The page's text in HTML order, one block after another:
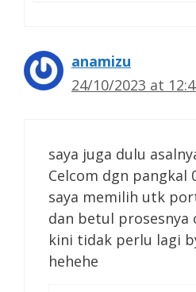
anamizu
24/10/2023 at
saya juga dulu
Celcom dgn pangkal
saya memilih utk
dan betul prosesnya
kini tidak perlu lagi
hehehe